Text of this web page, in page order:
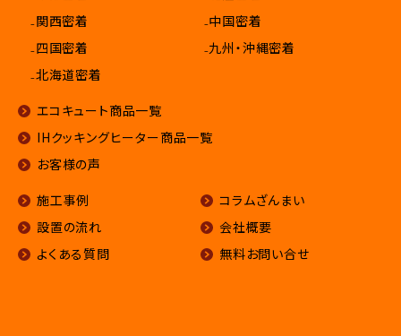
₋関西密着
₋中国密着
₋四国密着
₋九州・沖縄密着
₋北海道密着
エコキュート商品一覧
IHクッキングヒーター商品一覧
お客様の声
施工事例
設置の流れ
よくある質問
コラムざんまい
会社概要
無料お問い合せ